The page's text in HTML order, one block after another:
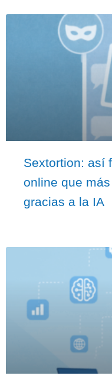
Sextortion: así
online que
gracias a la IA